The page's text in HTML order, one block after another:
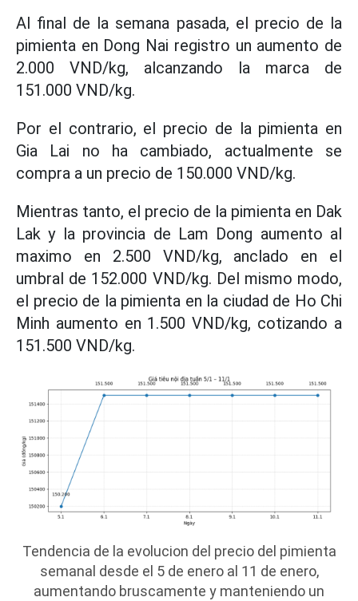
Al final de la semana pasada, el precio de la
pimienta en Dong Nai registro un aumento de
2.000 VND/kg, alcanzando la marca de
151.000 VND/kg.
Por el contrario, el precio de la pimienta en
Gia Lai no ha cambiado, actualmente se
compra a un precio de 150.000 VND/kg.
Mientras tanto, el precio de la pimienta en Dak
Lak y la provincia de Lam Dong aumento al
maximo en 2.500 VND/kg, anclado en el
umbral de 152.000 VND/kg. Del mismo modo,
el precio de la pimienta en la ciudad de Ho Chi
Minh aumento en 1.500 VND/kg, cotizando a
151.500 VND/kg.
Tendencia de la evolucion del precio del pimienta
semanal desde el 5 de enero al 11 de enero,
aumentando bruscamente y manteniendo un